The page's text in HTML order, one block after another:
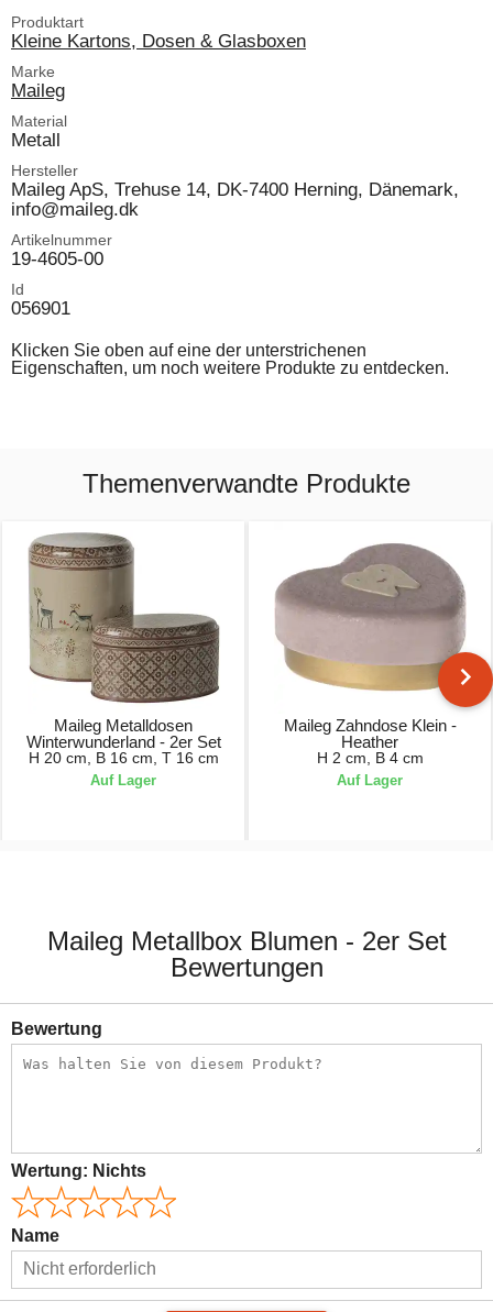
Produktart
Kleine Kartons, Dosen & Glasboxen
Marke
Maileg
Material
Metall
Hersteller
Maileg ApS, Trehuse 14, DK-7400 Herning, Dänemark,
info@maileg.dk
Artikelnummer
19-4605-00
Id
056901
Klicken Sie oben auf eine der unterstrichenen
Eigenschaften, um noch weitere Produkte zu entdecken.
Themenverwandte Produkte
Maileg Metalldosen
Winterwunderland - 2er Set
H 20 cm, B 16 cm, T 16 cm
Auf Lager
Maileg Zahndose Klein -
Heather
H 2 cm, B 4 cm
Auf Lager
Maileg Metallbox Blumen - 2er Set
Bewertungen
Bewertung
Wertung: Nichts
Name